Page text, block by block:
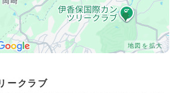
地図を拡大
ークラブ